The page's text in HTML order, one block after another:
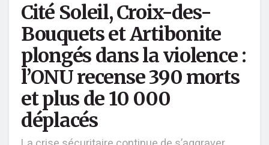
Cité Soleil, Croix-des-
Bouquets et Artibonite
plongés dans la violence :
l’ONU recense 390 morts
et plus de 10 000
déplacés